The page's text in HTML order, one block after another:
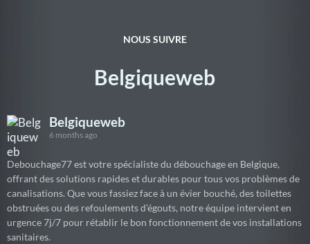
NOUS SUIVRE
Belgiqueweb
Belgiqueweb
6 months ago
Debouchage77 est votre spécialiste du débouchage en Belgique,
offrant des solutions rapides et durables pour tous vos problèmes de
canalisations. Que vous fassiez face à un évier bouché, des toilettes
obstruées ou des refoulements d'égouts, notre équipe intervient en
urgence 7j/7 pour rétablir le bon fonctionnement de vos installations
sanitaires.